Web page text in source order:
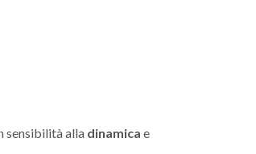
sensibilità alla dinamicae